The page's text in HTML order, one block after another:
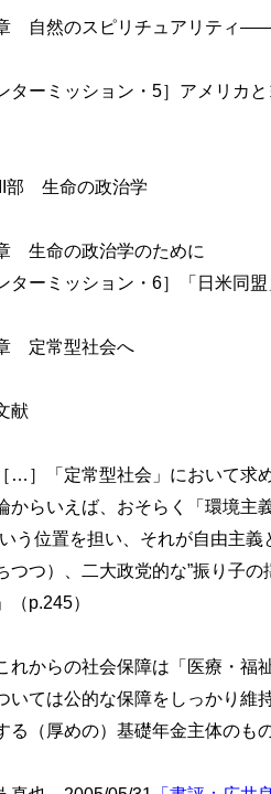
自然のスピリチュアリティ
ターミッション・5］アメリカ
生命の政治学
生命の政治学のために
ターミッション・6］「日米同
定常型社会へ
献
］「定常型社会」において求
らいえば、おそらく「環境主
う位置を担い、それが自由主
つつ）、二大政党的な”振り子
（p.245）
からの社会保障は「医療・福
いては公的な保障をしっかり維
る（厚めの）基礎年金主体のも